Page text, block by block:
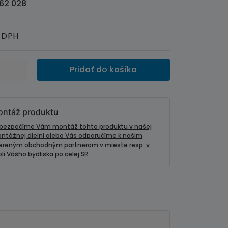
028
Pridať do košíka
produktu
Vám montáž tohto produktu v našej
dielni alebo Vás odporučíme k našim
obchodným partnerom v mieste resp. v
Vášho bydliska po celej SR.